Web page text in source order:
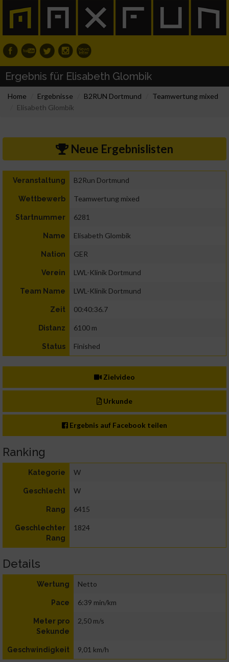
Ergebnis für Elisabeth Glombik
Home Ergebnisse B2RUN Dortmund
Teamwertung mixed
Elisabeth Glombik
Neue Ergebnislisten
Veranstaltung B2Run Dortmund
Wettbewerb Teamwertung mixed
Startnummer 6281
Name Elisabeth Glombik
Nation GER
Verein LWL-Klinik Dortmund
Team Name LWL-Klinik Dortmund
Zeit 00:40:36.7
Distanz 6100 m
Status Finished
Zielvideo
Urkunde
Ergebnis auf Facebook teilen
Ranking
Kategorie W
Geschlecht W
Rang 6415
Geschlechter
Rang
1824
Details
Wertung Netto
Pace 6:39 min/km
Meter pro
Sekunde
2,50 m/s
Geschwindigkeit 9,01 km/h